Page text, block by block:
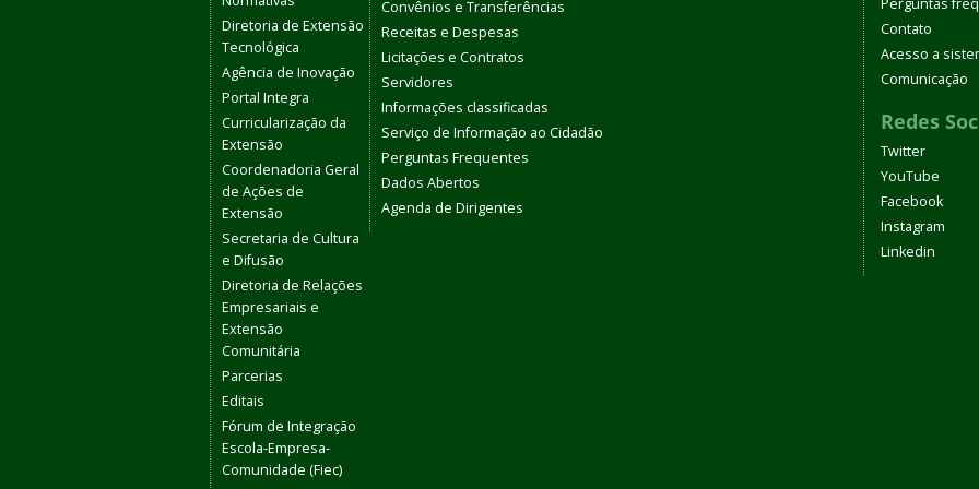
Diretoria de Extensão
Tecnológica
Agência de Inovação
Portal Integra
Curricularização da
Extensão
Coordenadoria Geral
de Ações de
Extensão
Secretaria de Cultura
e Difusão
Diretoria de Relações
Empresariais e
Extensão
Comunitária
Parcerias
Editais
Fórum de Integração
Escola-Empresa-
Comunidade (Fiec)
Convênios e Transferências
Receitas e Despesas
Licitações e Contratos
Servidores
Informações classificadas
Serviço de Informação ao Cidadão
Perguntas Frequentes
Dados Abertos
Agenda de Dirigentes
Perguntas
Contato
Acesso a
Comunicação
Redes
Twitter
YouTube
Facebook
Instagram
Linkedin